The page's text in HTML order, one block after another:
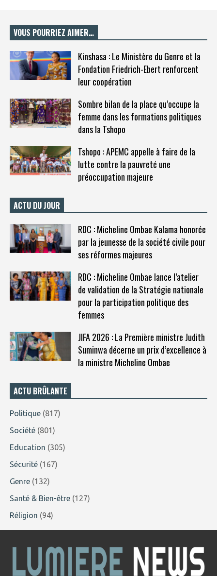
VOUS POURRIEZ AIMER…
Kinshasa : Le Ministère du Genre et la
Fondation Friedrich-Ebert renforcent
leur coopération
Sombre bilan de la place qu’occupe la
femme dans les formations politiques
dans la Tshopo
Tshopo : APEMC appelle à faire de la
lutte contre la pauvreté une
préoccupation majeure
ACTU DU JOUR
RDC : Micheline Ombae Kalama honorée
par la jeunesse de la société civile pour
ses réformes majeures
RDC : Micheline Ombae lance l’atelier
de validation de la Stratégie nationale
pour la participation politique des
femmes
JIFA 2026 : La Première ministre Judith
Suminwa décerne un prix d’excellence à
la ministre Micheline Ombae
ACTU BRÛLANTE
Politique (817)
Société (801)
Education (305)
Sécurité (167)
Genre (132)
Santé & Bien-être (127)
Réligion (94)